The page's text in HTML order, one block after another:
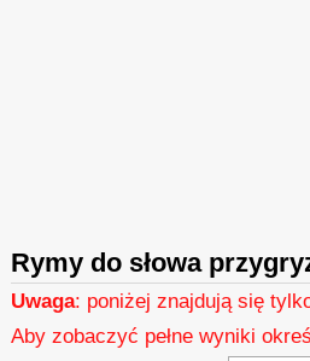
Rymy do słowa
Uwaga: poniżej znajdują się
Aby zobaczyć pełne wyniki